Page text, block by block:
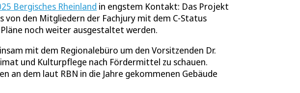
Bergisches Rheinland in engstem Kontakt: Das Projekt
von den Mitgliedern der Fachjury mit dem C-Status
noch weiter ausgestaltet werden.
mit dem Regionalebüro um den Vorsitzenden Dr.
und Kulturpflege nach Fördermittel zu schauen.
an dem laut RBN in die Jahre gekommenen Gebäude